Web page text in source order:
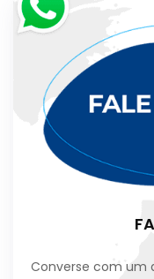
Converse com um